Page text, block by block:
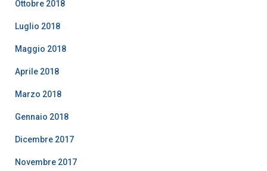
Ottobre 2018
Luglio 2018
Maggio 2018
Aprile 2018
Marzo 2018
Gennaio 2018
Dicembre 2017
Novembre 2017